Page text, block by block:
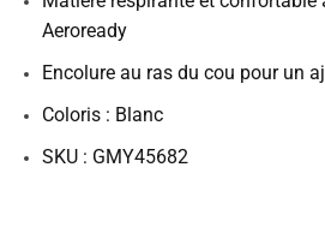
Aeroready
Encolure au ras du cou pour un
Coloris : Blanc
SKU : GMY45682